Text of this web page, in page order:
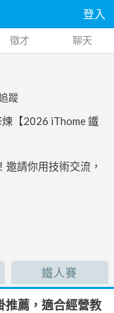
登入
徵才 聊天
蹤
【2026 iThome 鐵
請你用技術交流，
鐵人賽
推薦，適合經營教